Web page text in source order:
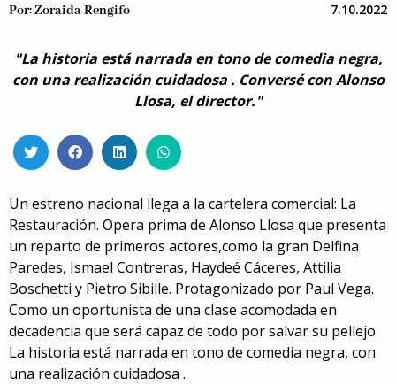
Por:Zoraida Rengifo 7.10.2022
"La historia está narrada en tono de comedia negra,
con una realización cuidadosa . Conversé con Alonso
Llosa, el director."
Un estreno nacional llega a la cartelera comercial: La
Restauración. Opera prima de Alonso Llosa que presenta
un reparto de primeros actores,como la gran Delfina
Paredes, Ismael Contreras, Haydeé Cáceres, Attilia
Boschetti y Pietro Sibille. Protagonizado por Paul Vega.
Como un oportunista de una clase acomodada en
decadencia que será capaz de todo por salvar su pellejo.
La historia está narrada en tono de comedia negra, con
una realización cuidadosa .